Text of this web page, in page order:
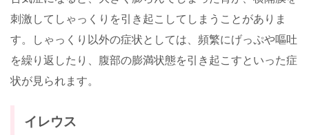
刺激してしゃっくりを引き起こしてしまうことがありま
す。しゃっくり以外の症状としては、頻繁にげっぷや嘔吐
を繰り返したり、腹部の膨満状態を引き起こすといった症
状が見られます。
イレウス